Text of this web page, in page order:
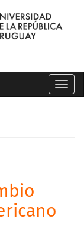
Toggle